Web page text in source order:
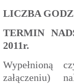
LICZBA
TERMIN
2011r.
Wypełnioną
załączeniu)